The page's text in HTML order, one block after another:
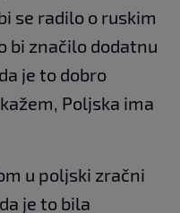
se radilo o ruskim
bi značilo dodatnu
je to dobro
Poljska ima
u poljski zračni
je to bila